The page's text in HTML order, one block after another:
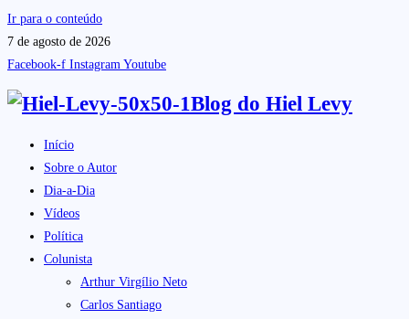
Ir para o conteúdo
7 de agosto de 2026
Facebook-f Instagram Youtube
Blog do Hiel Levy
Início
Sobre o Autor
Dia-a-Dia
Vídeos
Política
Colunista
Arthur Virgílio Neto
Carlos Santiago